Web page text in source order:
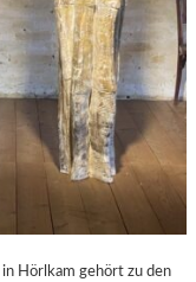
Hörlkam gehört zu den